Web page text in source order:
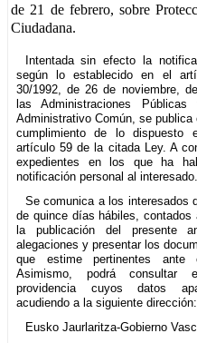
de 21 de febrero, sobre
Ciudadana.
Intentada sin efecto la
según lo establecido en el
30/1992, de 26 de noviembre,
las Administraciones
Administrativo Común, se publica
cumplimiento de lo dispuesto
artículo 59 de la citada Ley. A
expedientes en los que ha
notificación personal al interesado.
Se comunica a los interesados
de quince días hábiles, contados
la publicación del presente
alegaciones y presentar los
que estime pertinentes ante
Asimismo, podrá
providencia cuyos datos
acudiendo a la siguiente dirección:
Eusko Jaurlaritza-Gobierno